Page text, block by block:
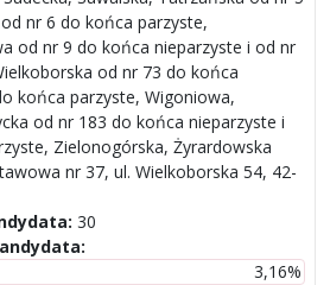
nr 6 do końca parzyste,
od nr 9 do końca nieparzyste i od nr
od nr 73 do końca
końca parzyste, Wigoniowa,
od nr 183 do końca nieparzyste i
Zielonogórska, Żyrardowska
nr 37, ul. Wielkoborska 54, 42-
30
3,16%